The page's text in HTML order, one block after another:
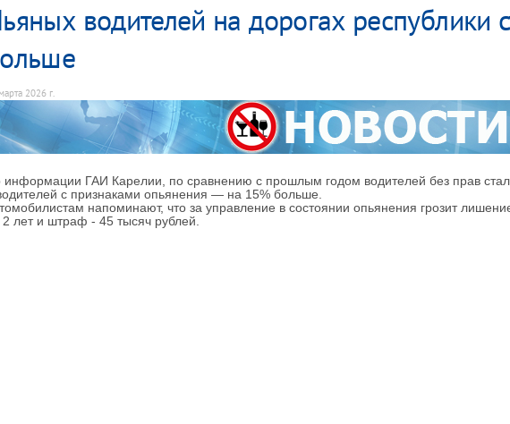
водителей на дорогах республики
2026 г.
информации ГАИ Карелии, по сравнению с прошлым годом водителей без прав
с признаками опьянения — на 15% больше.
напоминают, что за управление в состоянии опьянения грозит
2 лет и штраф - 45 тысяч рублей.